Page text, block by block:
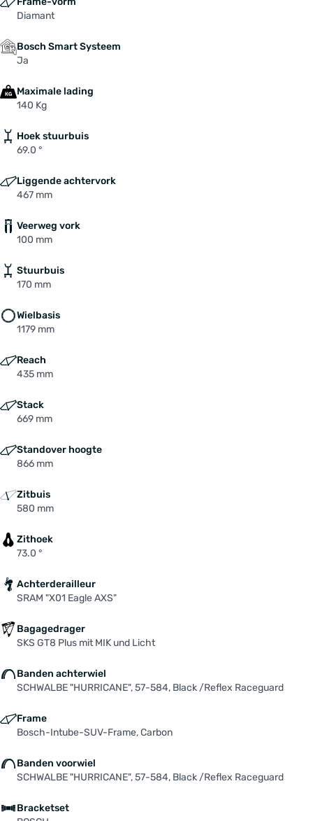
Diamant
Bosch Smart Systeem
Ja
Maximale lading
140 Kg
Hoek stuurbuis
69.0 °
Liggende achtervork
467 mm
Veerweg vork
100 mm
Stuurbuis
170 mm
Wielbasis
1179 mm
Reach
435 mm
Stack
669 mm
Standover hoogte
866 mm
Zitbuis
580 mm
Zithoek
73.0 °
Achterderailleur
SRAM "X01 Eagle AXS"
Bagagedrager
SKS GT8 Plus mit MIK und Licht
Banden achterwiel
SCHWALBE "HURRICANE", 57-584, Black /Reflex Raceguard
Frame
Bosch-Intube-SUV-Frame, Carbon
Banden voorwiel
SCHWALBE "HURRICANE", 57-584, Black /Reflex Raceguard
Bracketset